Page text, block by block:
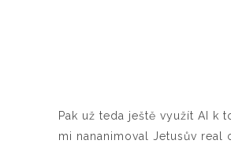
Pak už teda ještě využít AI k
mi nananimoval Jetusův real